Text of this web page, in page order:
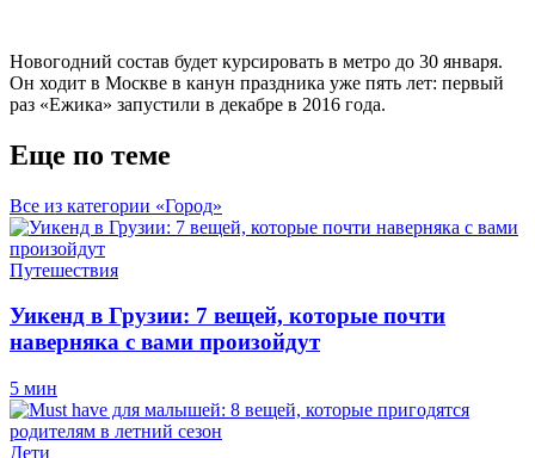
Новогодний состав будет курсировать в метро до 30 января.
Он ходит в Москве в канун праздника уже пять лет: первый
раз «Ежика» запустили в декабре в 2016 года.
Еще по теме
Все из категории «Город»
Путешествия
Уикенд в Грузии: 7 вещей, которые почти
наверняка с вами произойдут
5 мин
Дети